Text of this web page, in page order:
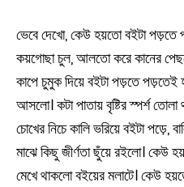
ভেবে দেখো, কেউ হয়তো বইটা পড়তে
কয়গোছা চুল, আলতো করে কানের
কাপে চুমুক দিয়ে বইটা পড়তে পড়তেই
আসলো। কটা পাতায় বৃষ্টির স্পর্শ
চোখের নিচে কালি ভরিয়ে বইটা পড়ে,
মাঝে কিছু জীর্ণতা ছুঁয়ে রইলো। কেউ
মেখে থাকলো বইয়ের মলাটে। কেউ